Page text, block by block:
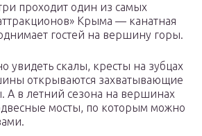
проходит один из самых
Крыма — канатная
гостей на вершину горы.
увидеть скалы, кресты на зубцах
открываются захватывающие
А в летний сезона на вершинах
мосты, по которым можно